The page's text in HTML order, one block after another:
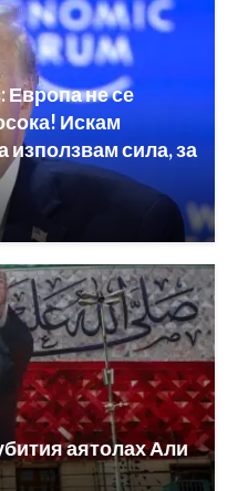
не се
Искам
използвам сила, за
аятолах Али